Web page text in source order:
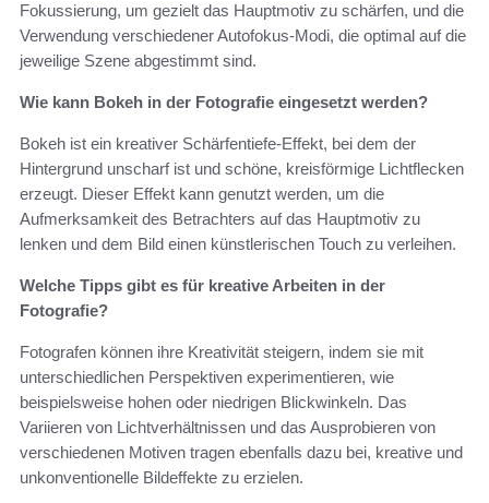
Fokussierung, um gezielt das Hauptmotiv zu schärfen, und die
Verwendung verschiedener Autofokus-Modi, die optimal auf die
jeweilige Szene abgestimmt sind.
Wie kann Bokeh in der Fotografie eingesetzt werden?
Bokeh ist ein kreativer Schärfentiefe-Effekt, bei dem der
Hintergrund unscharf ist und schöne, kreisförmige Lichtflecken
erzeugt. Dieser Effekt kann genutzt werden, um die
Aufmerksamkeit des Betrachters auf das Hauptmotiv zu
lenken und dem Bild einen künstlerischen Touch zu verleihen.
Welche Tipps gibt es für kreative Arbeiten in der
Fotografie?
Fotografen können ihre Kreativität steigern, indem sie mit
unterschiedlichen Perspektiven experimentieren, wie
beispielsweise hohen oder niedrigen Blickwinkeln. Das
Variieren von Lichtverhältnissen und das Ausprobieren von
verschiedenen Motiven tragen ebenfalls dazu bei, kreative und
unkonventionelle Bildeffekte zu erzielen.